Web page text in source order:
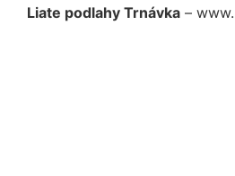
Liate podlahy Trnávka –